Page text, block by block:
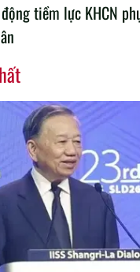
tiềm lực KHCN